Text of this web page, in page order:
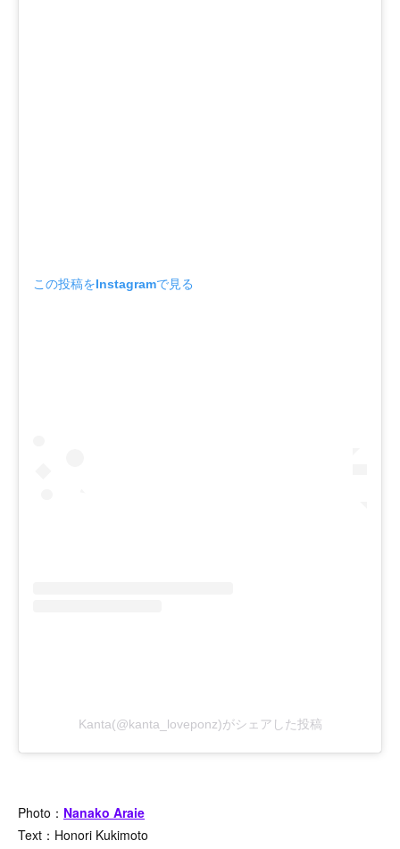
この投稿をInstagramで見る
Kanta(@kanta_loveponz)がシェアした投稿
Photo： Nanako Araie
Text：Honori Kukimoto